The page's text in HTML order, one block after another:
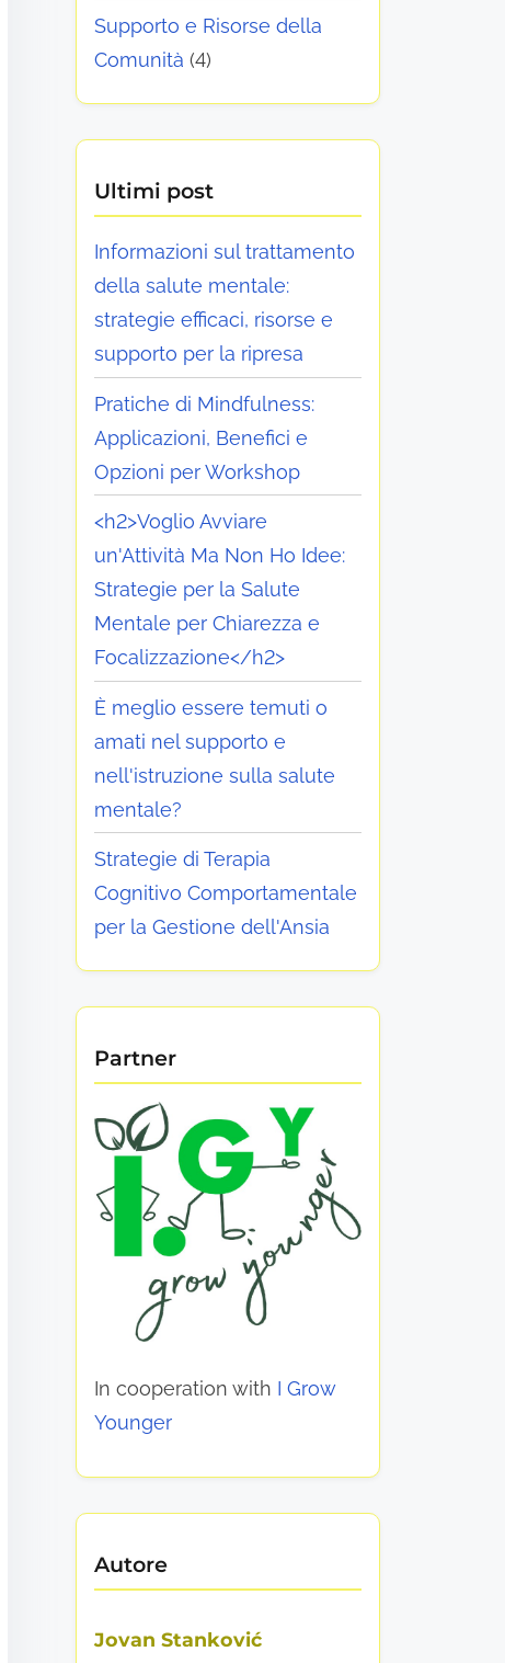
Supporto e Risorse della
Comunità (4)
Ultimi post
Informazioni sul trattamento
della salute mentale:
strategie efficaci, risorse e
supporto per la ripresa
Pratiche di Mindfulness:
Applicazioni, Benefici e
Opzioni per Workshop
<h2>Voglio Avviare
un'Attività Ma Non Ho Idee:
Strategie per la Salute
Mentale per Chiarezza e
Focalizzazione</h2>
È meglio essere temuti o
amati nel supporto e
nell'istruzione sulla salute
mentale?
Strategie di Terapia
Cognitivo Comportamentale
per la Gestione dell'Ansia
Partner
In cooperation with I Grow
Younger
Autore
Jovan Stanković